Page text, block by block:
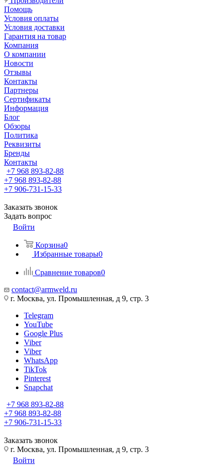
Помощь
Условия оплаты
Условия доставки
Гарантия на товар
Компания
О компании
Новости
Отзывы
Контакты
Партнеры
Сертификаты
Информация
Блог
Обзоры
Политика
Реквизиты
Бренды
Контакты
+7 968 893-82-88
+7 968 893-82-88
+7 906-731-15-33
Заказать звонок
Задать вопрос
Войти
Корзина0
Избранные товары0
Сравнение товаров0
contact@armweld.ru
г. Москва, ул. Промышленная, д 9, стр. 3
Telegram
YouTube
Google Plus
Viber
Viber
WhatsApp
TikTok
Pinterest
Snapchat
+7 968 893-82-88
+7 968 893-82-88
+7 906-731-15-33
Заказать звонок
г. Москва, ул. Промышленная, д 9, стр. 3
Войти